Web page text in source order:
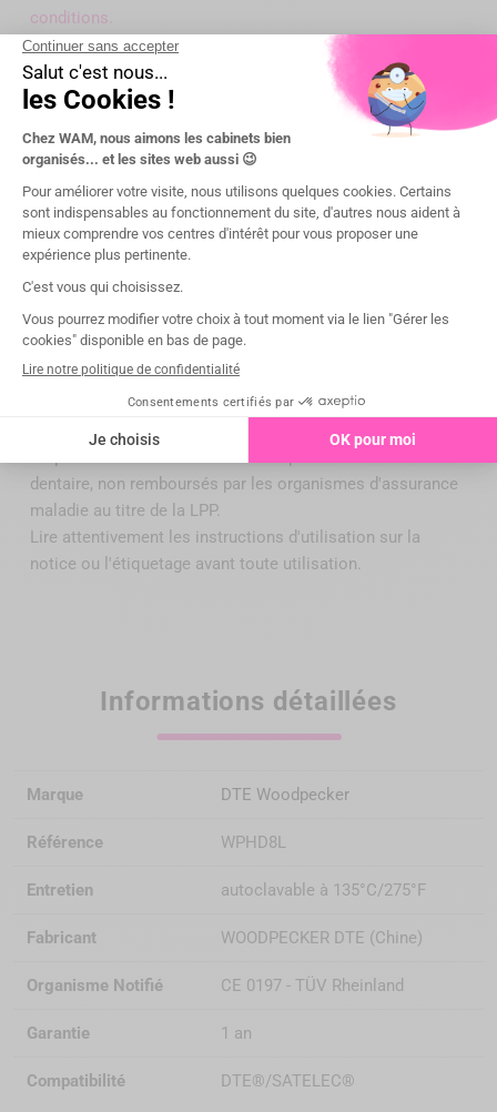
conditions.
SAV et Garantie
Le SAV est pris en charge par WAM. Ce dispositif bénéficie
d'une garantie fabricant de 1 an.
Présentation
Mentions légales :
Les conditions, tarifs faisant foi, destination,
caractéristiques, usages, informations réglementaires des
dispositifs sont indiqués sur chaque fiche produit du site
wamkey.com.
dentaire, non remboursés par les organismes d'assurance
maladie au titre de la LPP.
Lire attentivement les instructions d'utilisation sur la
notice ou l'étiquetage avant toute utilisation.
Informations détaillées
Marque DTE Woodpecker
Référence WPHD8L
Entretien autoclavable à 135°C/275°F
Fabricant WOODPECKER DTE (Chine)
Organisme Notifié CE 0197 - TÜV Rheinland
Garantie 1 an
Compatibilité DTE®/SATELEC®